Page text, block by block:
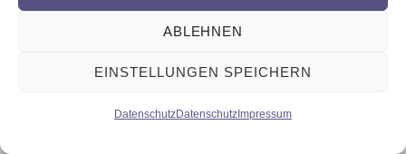
ABLEHNEN
EINSTELLUNGEN SPEICHERN
DatenschutzDatenschutz Impressum